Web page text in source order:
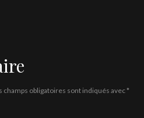
champs obligatoires sont indiqués avec*